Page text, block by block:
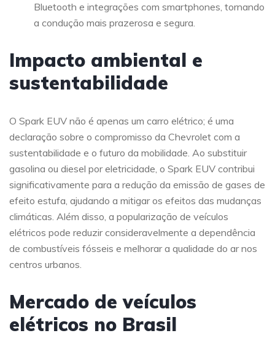
Bluetooth e integrações com smartphones, tornando
a condução mais prazerosa e segura.
Impacto ambiental e
sustentabilidade
O Spark EUV não é apenas um carro elétrico; é uma
declaração sobre o compromisso da Chevrolet com a
sustentabilidade e o futuro da mobilidade. Ao substituir
gasolina ou diesel por eletricidade, o Spark EUV contribui
significativamente para a redução da emissão de gases de
efeito estufa, ajudando a mitigar os efeitos das mudanças
climáticas. Além disso, a popularização de veículos
elétricos pode reduzir consideravelmente a dependência
de combustíveis fósseis e melhorar a qualidade do ar nos
centros urbanos.
Mercado de veículos
elétricos no Brasil